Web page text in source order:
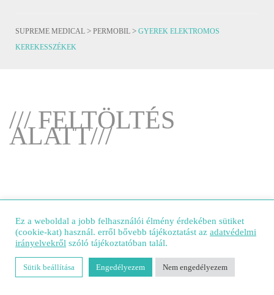
SUPREME MEDICAL > PERMOBIL > GYEREK ELEKTROMOS
KEREKESSZÉKEK
/// FELTÖLTÉS
ALATT///
Ez a weboldal a jobb felhasználói élmény érdekében sütiket
(cookie-kat) használ. erről bővebb tájékoztatást az adatvédelmi
irányelvekről szóló tájékoztatóban talál.
Sütik beállítása Engedélyezem Nem engedélyezem